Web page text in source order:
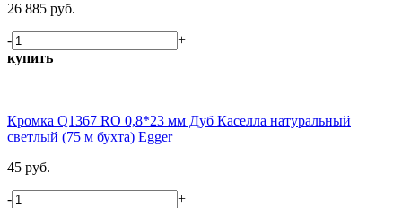
26 885 руб.
-
+
купить
Кромка Q1367 RO 0,8*23 мм Дуб Каселла натуральный
светлый (75 м бухта) Egger
45 руб.
-
+